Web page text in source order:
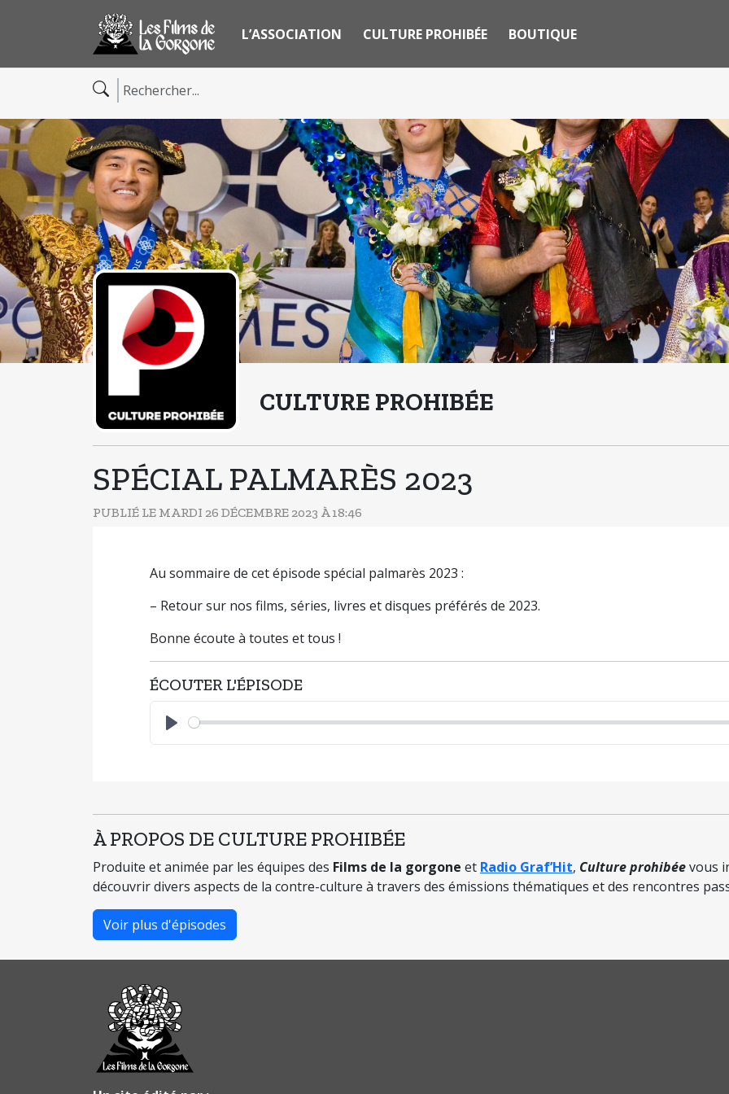
L’ASSOCIATION CULTURE PROHIBÉE BOUTIQUE
CULTURE PROHIBÉE
SPÉCIAL PALMARÈS 2023
PUBLIÉ LE MARDI 26 DÉCEMBRE 2023 À 18:46
Au sommaire de cet épisode spécial palmarès 2023 :
– Retour sur nos films, séries, livres et disques préférés de 2023.
Bonne écoute à toutes et tous !
ÉCOUTER L'ÉPISODE
Play
À PROPOS DE CULTURE PROHIBÉE
Produite et animée par les équipes des Films de la gorgone et Radio Graf’Hit, Culture prohibéevous
découvrir divers aspects de la contre-culture à travers des émissions thématiques et des rencontres
Voir plus d'épisodes